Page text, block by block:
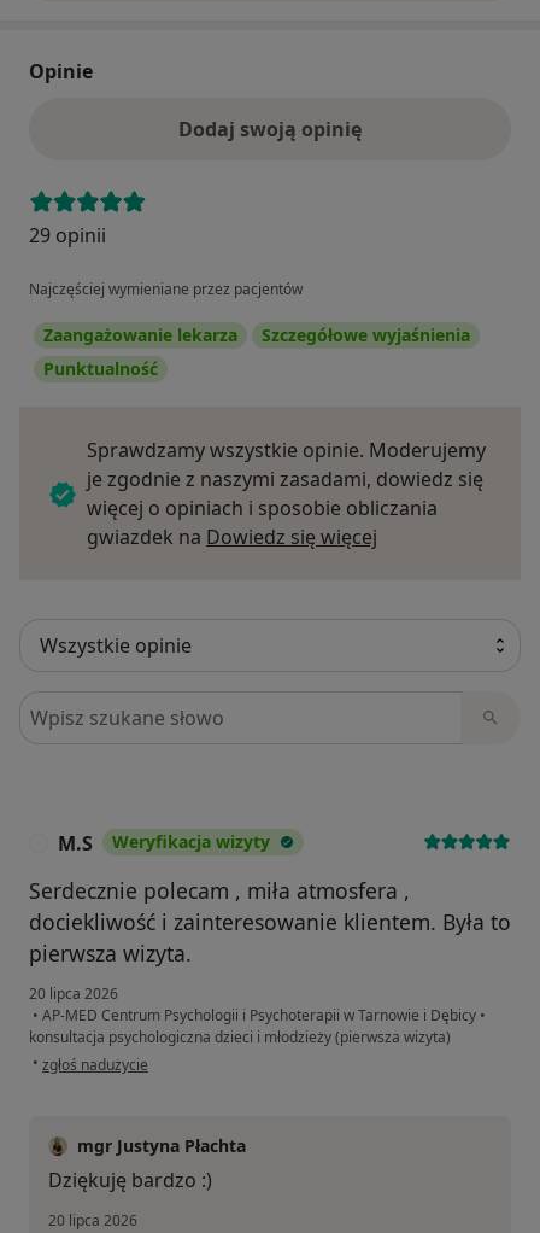
Opinie
Dodaj swoją opinię
29 opinii
Najczęściej wymieniane przez pacjentów
Zaangażowanie lekarza
Szczegółowe wyjaśnienia
Punktualność
Sprawdzamy wszystkie opinie. Moderujemy
je zgodnie z naszymi zasadami, dowiedz się
więcej o opiniach i sposobie obliczania
gwiazdek na Dowiedz się więcej
Szukaj w opiniach
M.S Weryfikacja wizyty
Serdecznie polecam , miła atmosfera ,
dociekliwość i zainteresowanie klientem. Była to
pierwsza wizyta.
20 lipca 2026
• AP-MED Centrum Psychologii i Psychoterapii w Tarnowie i Dębicy •
konsultacja psychologiczna dzieci i młodzieży (pierwsza wizyta)
• w opinii użytkownika M.S
zgłoś nadużycie
mgr Justyna Płachta
Dziękuję bardzo :)
20 lipca 2026